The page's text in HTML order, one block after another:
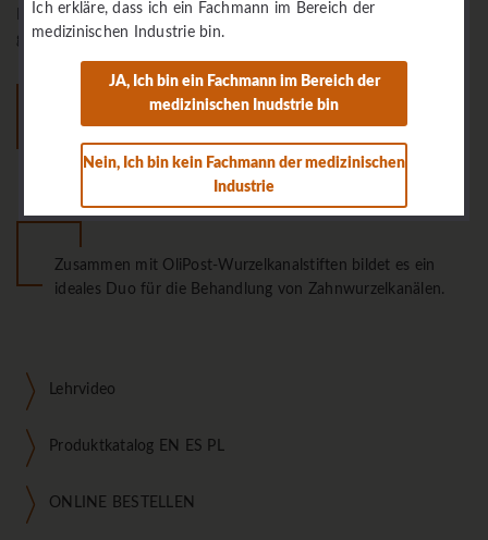
Lehrvideo
Produktkatalog EN ES PL
ONLINE BESTELLEN
Fließfähigkeit. Zum Zementieren von Wurzelkanalstiften und zur
gleichzeitigen Rekonstruktion von Zahnstümpfen.
Die mechanischen Eigenschaften ähnlich denen von Dentin
und machen OliFlow Core zu einem perfekten Ersatz für
natürliches Gewebe.
Zusammen mit OliPost-Wurzelkanalstiften bildet es ein
ideales Duo für die Behandlung von Zahnwurzelkanälen.
Ich erkläre, dass ich ein Fachmann im Bereich der
medizinischen Industrie bin.
JA, Ich bin ein Fachmann im Bereich der
medizinischen Inudstrie bin
Nein, Ich bin kein Fachmann der medizinischen
Industrie